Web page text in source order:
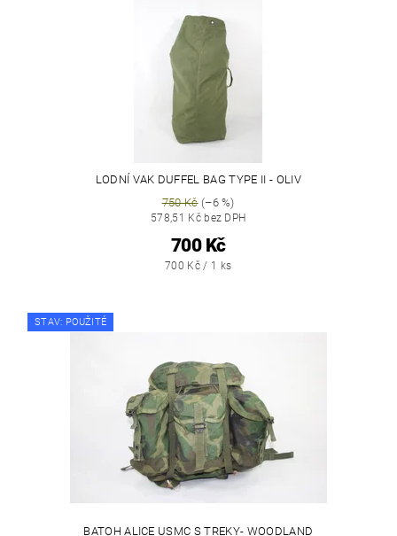
LODNÍ VAK DUFFEL BAG TYPE II - OLIV
750 Kč(–6 %)
578,51 Kč bez DPH
700 Kč
700 Kč / 1 ks
STAV: POUŽITÉ
BATOH ALICE USMC S TREKY- WOODLAND